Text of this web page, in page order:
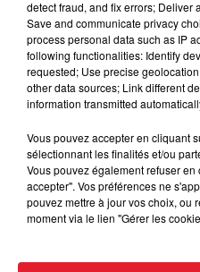
FOLA & Victony - golibe
detect fraud, and fix errors; Deliver
Save and communicate privacy
process personal data such as IP
following functionalities: Identify
requested; Use precise
other data sources; Link different
information transmitted
Vous pouvez accepter en cliquant
sélectionnant les finalités et/ou
Vous pouvez également refuser
accepter". Vos préférences ne
pouvez mettre à jour vos choix, ou
moment via le lien "Gérer les